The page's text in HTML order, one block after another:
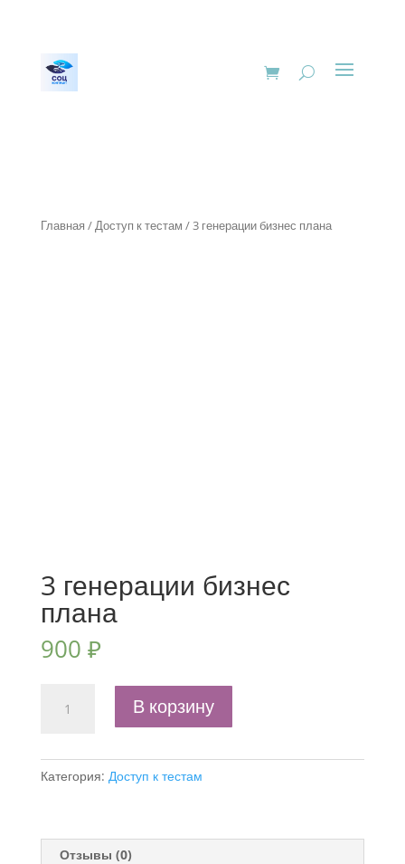
Главная /Доступ к тестам / 3 генерации бизнес плана
3 генерации бизнес
плана
900 ₽
товара
генерации
бизнес
В корзину
Категория: Доступ к тестам
Отзывы (0)